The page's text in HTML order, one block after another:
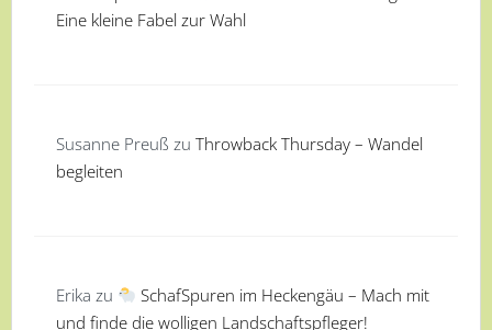
Eine kleine Fabel zur Wahl
Susanne Preuß zu Throwback Thursday – Wandel
begleiten
Erika zu
SchafSpuren im Heckengäu – Mach mit
und finde die wolligen Landschaftspfleger!